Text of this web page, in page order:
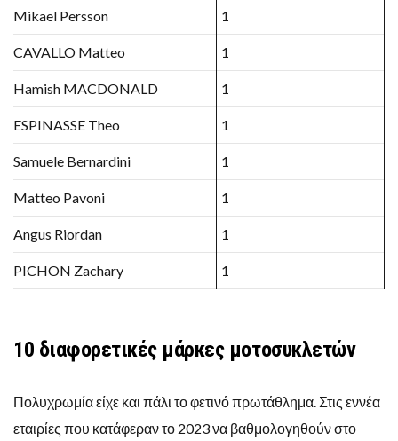
Mikael Persson 1
CAVALLO Matteo 1
Hamish MACDONALD 1
ESPINASSE Theo 1
Samuele Bernardini 1
Matteo Pavoni 1
Angus Riordan 1
PICHON Zachary 1
10 διαφορετικές μάρκες μοτοσυκλετών
Πολυχρωμία είχε και πάλι το φετινό πρωτάθλημα. Στις εννέα
εταιρίες που κατάφεραν το 2023 να βαθμολογηθούν στο